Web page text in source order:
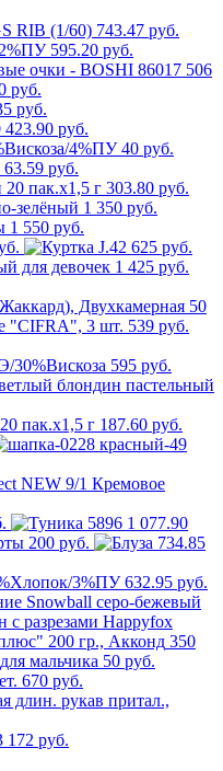
743.47 руб.
595.20 руб.
506
руб.
руб.
423.90 руб.
40 руб.
63.59 руб.
303.80 руб.
1 350 руб.
1 550 руб.
625 руб.
1 425 руб.
50
539 руб.
595 руб.
187.60 руб.
1 077.90
200 руб.
734.85
632.95 руб.
350
50 руб.
670 руб.
172 руб.